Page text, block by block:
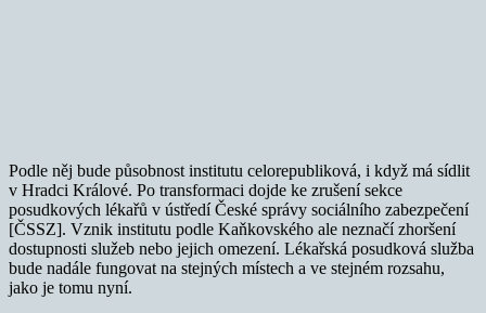
Podle něj bude působnost institutu celorepubliková, i když má sídlit
v Hradci Králové. Po transformaci dojde ke zrušení sekce
posudkových lékařů v ústředí České správy sociálního zabezpečení
[ČSSZ]. Vznik institutu podle Kaňkovského ale neznačí zhoršení
dostupnosti služeb nebo jejich omezení. Lékařská posudková služba
bude nadále fungovat na stejných místech a ve stejném rozsahu,
jako je tomu nyní.